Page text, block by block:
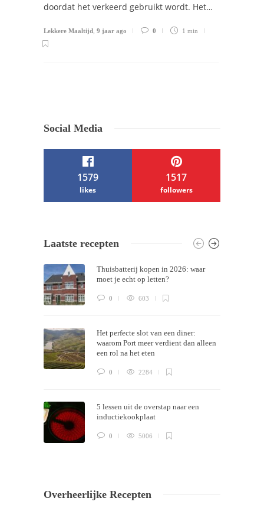
doordat het verkeerd gebruikt wordt. Het…
Lekkere Maaltijd 9 jaar ago 0 1 min
Social Media
1579
likes
1517
followers
Themes bySilicon Themes . Join us right
now!
Laatste recepten
Thuisbatterij kopen in 2026: waar
moet je echt op letten?
0 603
Het perfecte slot van een diner:
waarom Port meer verdient dan alleen
een rol na het eten
0 2284
5 lessen uit de overstap naar een
inductiekookplaat
0 5006
Overheerlijke Recepten